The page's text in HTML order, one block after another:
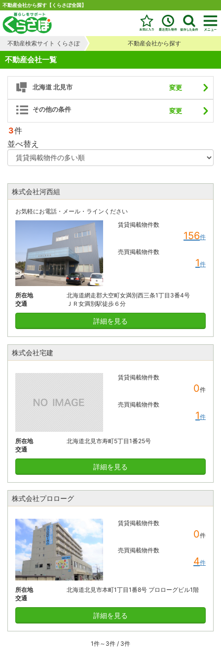
不動産会社から探す【くらさぽ全国】
不動産検索サイト くらさぽ 不動産会社から探す
不動産会社一覧
北海道 北見市 変更
その他の条件 変更
3件
並べ替え
株式会社河西組
お気軽にお電話・メール・ラインください
賃貸掲載物件数
156件
売買掲載物件数
1件
所在地
北海道網走郡大空町女満別西三条1丁目3番4号
交通
ＪＲ女満別駅徒歩６分
詳細を見る
株式会社宅建
賃貸掲載物件数
0件
売買掲載物件数
1件
所在地
北海道北見市寿町5丁目1番25号
交通
詳細を見る
株式会社プロローグ
賃貸掲載物件数
0件
売買掲載物件数
4件
所在地
北海道北見市本町1丁目1番8号 プロローグビル1階
交通
詳細を見る
1件～3件 / 3件